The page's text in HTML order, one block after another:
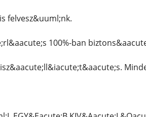
felvesz&uuml;nk.
100%-ban